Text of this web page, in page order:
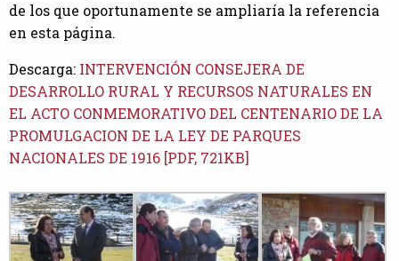
de los que oportunamente se ampliaría la referencia
en esta página.
Descarga: INTERVENCIÓN CONSEJERA DE
DESARROLLO RURAL Y RECURSOS NATURALES EN
EL ACTO CONMEMORATIVO DEL CENTENARIO DE LA
PROMULGACION DE LA LEY DE PARQUES
NACIONALES DE 1916 [PDF, 721KB]